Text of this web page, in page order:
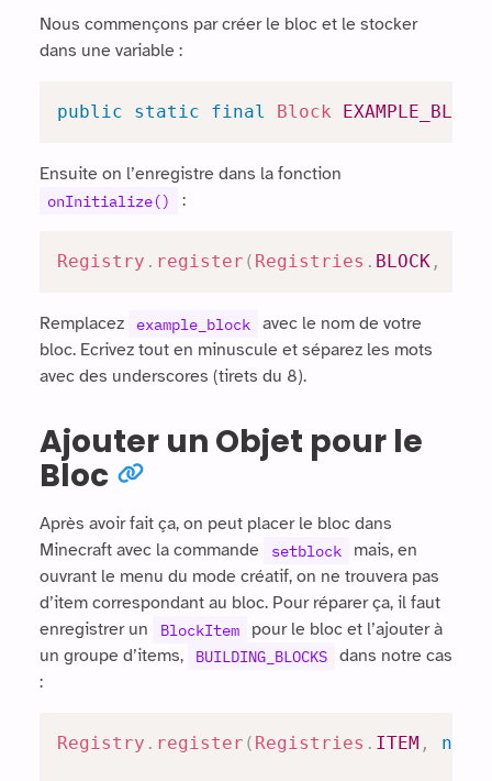
Nous commençons par créer le bloc et le stocker
dans une variable :
public static final Block EXAMPLE_BLOCK
Ensuite on l’enregistre dans la fonction
onInitialize() :
Registry . register ( Registries . BLOCK ,
Remplacez example_block
avec le nom de votre
bloc. Ecrivez tout en minuscule et séparez les mots
avec des underscores (tirets du 8).
Ajouter un Objet pour le
Bloc
Après avoir fait ça, on peut placer le bloc dans
Minecraft avec la commande
setblock
mais, en
ouvrant le menu du mode créatif, on ne trouvera pas
d’item correspondant au bloc. Pour réparer ça, il faut
enregistrer un
BlockItem
pour le bloc et l’ajouter à
un groupe d’items,
BUILDING_BLOCKS
dans notre cas
:
Registry . register ( Registries . ITEM , new